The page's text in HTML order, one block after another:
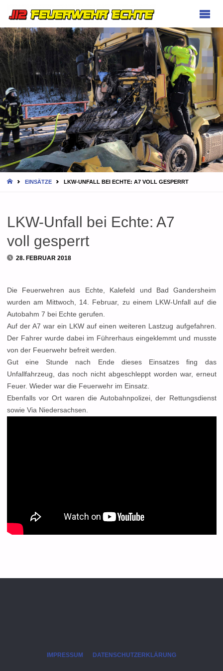
HOMEEINSÄTZE LKW-UNFALL BEI ECHTE: A7 VOLL GESPERRT
LKW-Unfall bei Echte: A7
voll gesperrt
28. FEBRUAR 2018
Die Feuerwehren aus Echte, Kalefeld und Bad Gandersheim
wurden am Mittwoch, 14. Februar, zu einem LKW-Unfall auf die
Autobahm 7 bei Echte gerufen.
Auf der A7 war ein LKW auf einen weiteren Lastzug aufgefahren.
Der Fahrer wurde dabei im Führerhaus eingeklemmt und musste
von der Feuerwehr befreit werden.
Gut eine Stunde nach Ende dieses Einsatzes fing das
Unfallfahrzeug, das noch nicht abgeschleppt worden war, erneut
Feuer. Wieder war die Feuerwehr im Einsatz.
Ebenfalls vor Ort waren die Autobahnpolizei, der Rettungsdienst
sowie Via Niedersachsen.
IMPRESSUM DATENSCHUTZERKLÄRUNG